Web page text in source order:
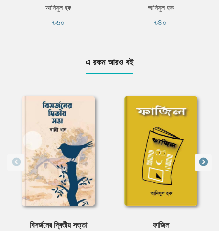
আনিসুল হক
৳৬০
আনিসুল হক
৳৪০
এ রকম আরও বই
বিসর্জনের দ্বিতীয় সত্তা ফাজিল